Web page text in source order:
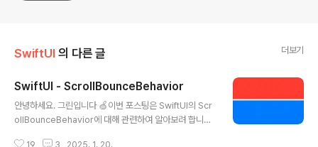
SwiftUI 의 다른 글 더보기
SwiftUI - ScrollBounceBehavior
안녕하세요. 그린입니다 🍏이번 포스팅은 SwiftUI의 Scr
ollBounceBehavior에 대해 관련하여 알아보려 합니다